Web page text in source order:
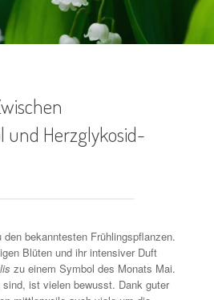
und Herzglykosid-
bekanntesten Frühlingspflanzen.
Blüten und ihr intensiver Duft
zu einem Symbol des Monats Mai.
ist vielen bewusst. Dank guter